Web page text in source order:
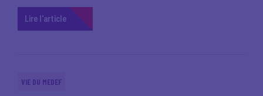
Lire l'article
VIE DU MEDEF